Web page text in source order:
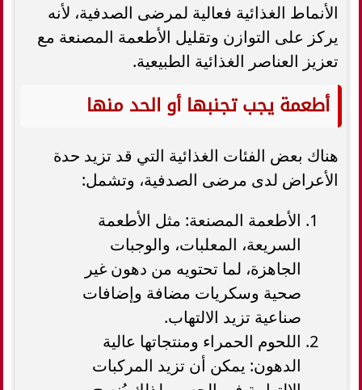
الأنماط الغذائية فعالية لمرضى الصدفية، لأنه
يركز على التوازن وتقليل الأطعمة المصنعة مع
تعزيز العناصر الغذائية الطبيعية.
أطعمة يجب تجنبها أو الحد منها
هناك بعض الفئات الغذائية التي قد تزيد حدة
الأعراض لدى مرضى الصدفية، وتشمل:
الأطعمة المصنعة: مثل الأطعمة
السريعة، المعلبات، والوجبات
الجاهزة، لما تحتويه من دهون غير
صحية وسكريات مضافة وإضافات
صناعية تزيد الالتهاب.
اللحوم الحمراء ومنتجاتها عالية
الدهون: يمكن أن تزيد المركبات